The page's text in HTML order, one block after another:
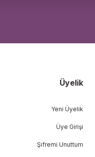
Üyelik
Yeni Üyelik
Üye Girişi
Şifremi Unuttum